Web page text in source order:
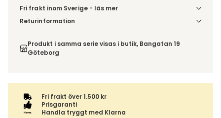
Fri frakt inom Sverige - läs mer
Denna vara skickas till din port/tomtgräns. Innan leverans
ordern tillsammans.
Returinformation
order, enligt distansavtalslagen.
Produkt i samma serie visas i butik, Bangatan 19
Göteborg
Fri frakt över 1.500 kr
Prisgaranti
Handla tryggt med Klarna